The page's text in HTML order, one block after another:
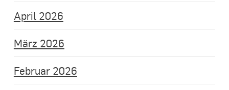
April 2026
März 2026
Februar 2026